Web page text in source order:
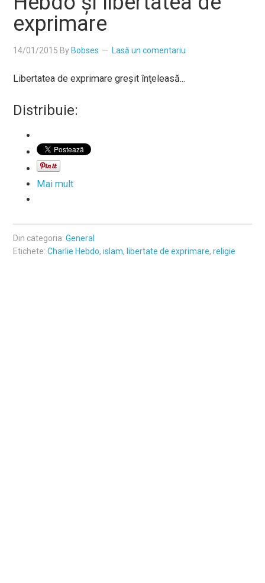
exprimare
14/01/2015 By Bobses Lasă un comentariu
Libertatea de exprimare greşit înţeleasă...
Distribuie:
Mai mult
Din categoria:General
Etichete:Charlie Hebdo,islam, libertate de exprimare,religie